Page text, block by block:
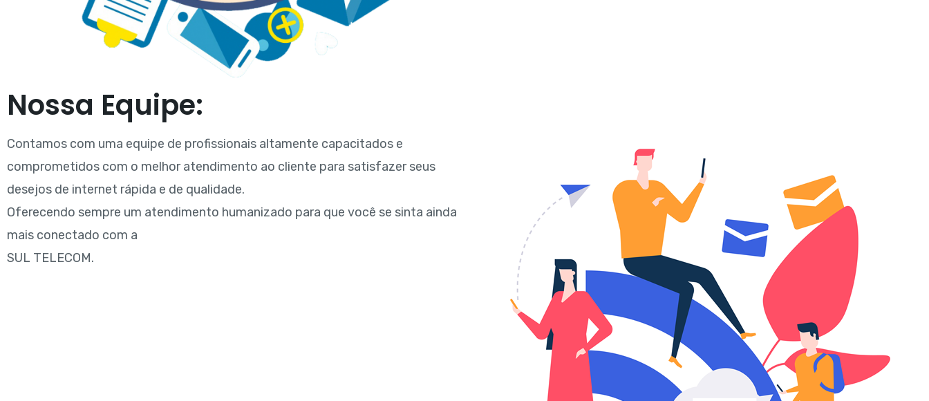
Nossa Equipe:
Contamos com uma equipe de profissionais altamente capacitados e
comprometidos com o melhor atendimento ao cliente para satisfazer seus
desejos de internet rápida e de qualidade.
Oferecendo sempre um atendimento humanizado para que você se sinta ainda
mais conectado com a
SUL TELECOM.